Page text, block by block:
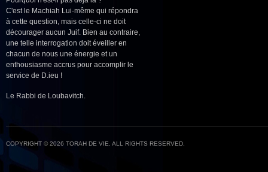
C'est le Machiah Lui-même qui répondra
à cette question, mais celle-ci ne doit
décourager aucun Juif. Bien au contraire,
une telle interrogation doit éveiller en
chacun de nous une énergie et un
enthousiasme accrus pour accomplir le
service de D.ieu !
Le Rabbi de Loubavitch.
COPYRIGHT © 2026 TORAH DE VIE. ALL RIGHTS RESERVED.